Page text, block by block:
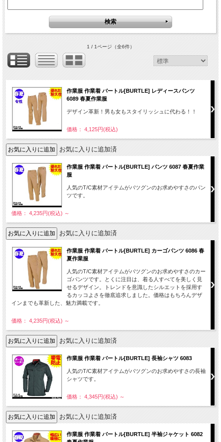
1 / 1ページ（全6件）
作業服 作業着 バートル[BURTLE] レディースパンツ
6089 春夏作業服
デザイン革新！男も女もスタイリッシュに代わる！！
価格： 4,125円(税込)
お気に入りに追加済
作業服 作業着 バートル[BURTLE] パンツ 6087 春夏作業
服
人気のT/C素材アイテムがバツグンのお求めやすさのパン
ツです。
価格： 4,235円(税込) ～
お気に入りに追加済
作業服 作業着 バートル[BURTLE] カーゴパンツ 6086 春
夏作業服
人気のT/C素材アイテムがバツグンのお求めやすさのカー
ゴパンツです。とくに注目は、着る人すべてを美しく見
せるデザイン。トレンドを意識したシルエットを採用す
るカッコよさを徹底追求しました。価格はもちろんデザ
インまでも革新した、魅力満載です。
価格： 4,235円(税込) ～
お気に入りに追加済
作業服 作業着 バートル[BURTLE] 長袖シャツ 6083
人気のT/C素材アイテムがバツグンのお求めやすさの長袖
シャツです。
価格： 4,345円(税込) ～
お気に入りに追加済
作業服 作業着 バートル[BURTLE] 半袖ジャケット 6082